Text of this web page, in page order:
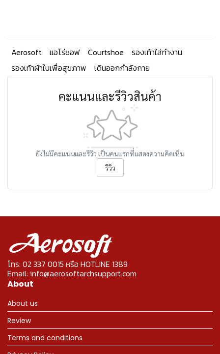
Aerosoft แอโร่ซอฟ Courtshoe
รองเท้าใส่ทำงาน
รองเท้าผ้าใบเพื่อสุขภาพ
เดินออกกำลังกาย
คะแนนและรีวิวสินค้า
ยังไม่มีคะแนนและรีวิว เป็นคนแรกที่แสดงความคิดเห็น
รีวิว
โทร: 02 337 0015 หรือ HOTLINE 1389
Email: info@aerosoftarchsupport.com
About
About us
Review
Terms and conditions